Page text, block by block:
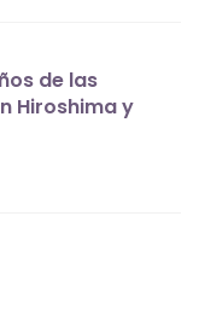
de las
Hiroshima y